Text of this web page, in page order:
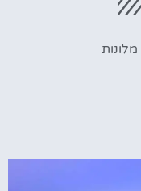
מלונות